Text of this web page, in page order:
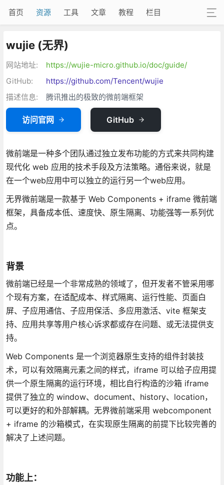
首页 资源 工具 文章 教程 栏目
wujie (无界)
网站地址:
https://wujie-micro.github.io/doc/guide/
GitHub:
https://github.com/Tencent/wujie
描述信息:
腾讯推出的极致的微前端框架
访问官网 GitHub
微前端是一种多个团队通过独立发布功能的方式来共同构建
现代化 web 应用的技术手段及方法策略。通俗来说，就是
在一个web应用中可以独立的运行另一个web应用。
无界微前端是一款基于 Web Components + iframe 微前端
框架，具备成本低、速度快、原生隔离、功能强等一系列优
点。
背景
微前端已经是一个非常成熟的领域了，但开发者不管采用哪
个现有方案，在适配成本、样式隔离、运行性能、页面白
屏、子应用通信、子应用保活、多应用激活、vite 框架支
持、应用共享等用户核心诉求都或存在问题、或无法提供支
持。
Web Components 是一个浏览器原生支持的组件封装技
术，可以有效隔离元素之间的样式，iframe 可以给子应用提
供一个原生隔离的运行环境，相比自行构造的沙箱 iframe
提供了独立的 window、document、history、location，
可以更好的和外部解耦。无界微前端采用 webcomponent
+ iframe 的沙箱模式，在实现原生隔离的前提下比较完善的
解决了上述问题。
功能上：